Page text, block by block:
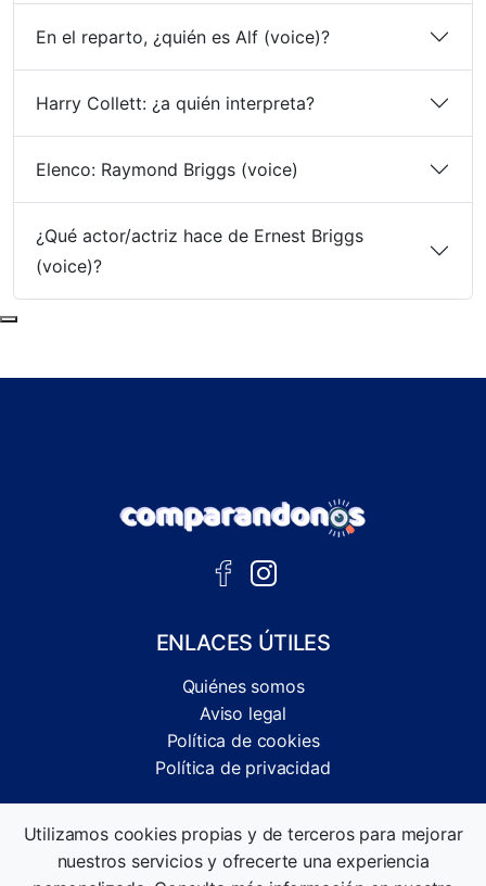
En el reparto, ¿quién es Alf (voice)?
Harry Collett: ¿a quién interpreta?
Elenco: Raymond Briggs (voice)
¿Qué actor/actriz hace de Ernest Briggs
(voice)?
ENLACES ÚTILES
Quiénes somos
Aviso legal
Política de cookies
Política de privacidad
informativas.
©2026 Comparandonos. Todos los derechos reservados.
Utilizamos cookies propias y de terceros para mejorar
nuestros servicios y ofrecerte una experiencia